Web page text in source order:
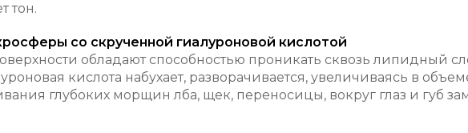
тон.
со скрученной гиалуроновой кислотой
обладают способностью проникать сквозь липидный
кислота набухает, разворачивается, увеличиваясь в
глубоких морщин лба, щек, переносицы, вокруг глаз и губ